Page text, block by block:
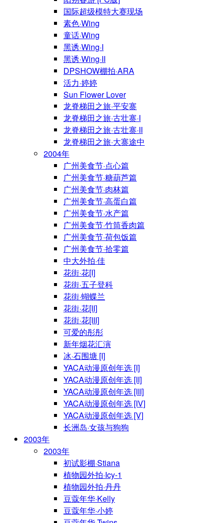
国际超级模特大赛现场
素色·Wing
童话·Wing
黑诱·Wing·I
黑诱·Wing·II
DPSHOW棚拍·ARA
活力·婷婷
Sun Flower Lover
龙脊梯田之旅·平安寨
龙脊梯田之旅·古壮寨·I
龙脊梯田之旅·古壮寨·II
龙脊梯田之旅·大寨途中
2004年
广州美食节·点心篇
广州美食节·糖葫芦篇
广州美食节·肉林篇
广州美食节·高蛋白篇
广州美食节·水产篇
广州美食节·竹筒香肉篇
广州美食节·荷包饭篇
广州美食节·拾零篇
中大外拍·佳
花街·花[I]
花街·五子登科
花街·蝴蝶兰
花街·花[II]
花街·花[III]
可爱的彤彤
新年烟花汇演
冰·石围塘 [I]
YACA动漫原创年选 [I]
YACA动漫原创年选 [II]
YACA动漫原创年选 [III]
YACA动漫原创年选 [IV]
YACA动漫原创年选 [V]
长洲岛·女孩与狗狗
2003年
2003年
初试影棚·Stiana
植物园外拍·Icy-1
植物园外拍·丹丹
豆蔻年华·Kelly
豆蔻年华·小婷